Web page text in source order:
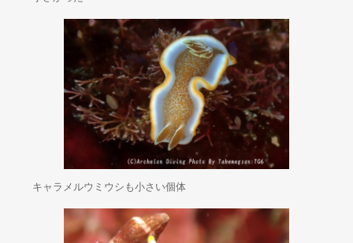
キャラメルウミウシも小さい個体